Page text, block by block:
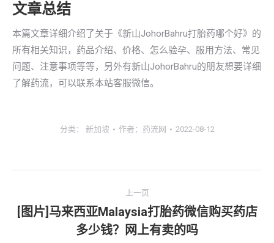
文章总结
本篇文章详细介绍了关于《新山JohorBahru打胎药哪个好》的
所有相关知识，药品介绍、价格、怎么验孕、服用方法、常见
问题、注意事项等等，另外有新山JohorBahru的朋友想要详细
了解药流，可以联系本站客服微信。
分类： 新加坡 作者： 药流网 2022-08-12
章
上一页
一
[图片]马来西亚Malaysia打胎药微信购买药店
多少钱？网上有卖的吗